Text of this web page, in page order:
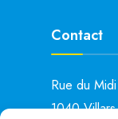
Contact
Rue du
1040